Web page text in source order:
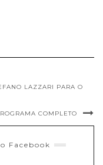
LAZZARI PARA O
COMPLETO
Facebook